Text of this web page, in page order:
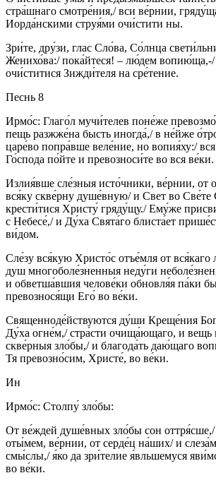
стра́шнаго смотре́ния,/ вси ве́рнии,
Иорда́нскими струя́ми очи́стити ны.
Зри́те, дру́зи, глас Сло́ва, Со́лнца
Женихо́ва:/ пока́йтеся! – лю́дем
очи́ститися Зижди́теля на сре́тение.
Песнь 8
Ирмо́с: Глаго́л мучи́телев поне́же
пещь разжже́на бысть иногда́,/ в не́йже
царе́во попра́вше веле́ние, но вопия́ху:/
Го́спода по́йте и превозноси́те во вся ве́ки.
Излия́вше сле́зныя исто́чники, ве́рнии, от
вся́ку скве́рну душе́вную/ и Свет во Све́те
крести́тися Христу́ гряду́щу./ Ему́же
с Небесе́,/ и Ду́ха Свята́го блиста́ет
ви́дом.
Сле́зу вся́кую Христо́с отъе́мля от вся́каго
душ многоболе́зненныя неду́ги
и обветша́вшия челове́ки обновля́я па́ки
превознося́щи Его́ во ве́ки.
Священноде́йствуются ду́ши Креще́ния
Ду́ха огне́м,/ стра́сти очища́ющаго, и
скве́рныя зло́бы,/ и благода́ть даю́щаго
Тя превозно́сим, Христе́, во ве́ки.
Ин
Ирмо́с: Столпу́ зло́бы:
От ве́ждей душе́вных зло́бы сон оттря́сше,/
оты́мем, ве́рнии, от серде́ц на́ших/ и
смы́слы,/ я́ко да зри́телие я́вльшемуся
во ве́ки.